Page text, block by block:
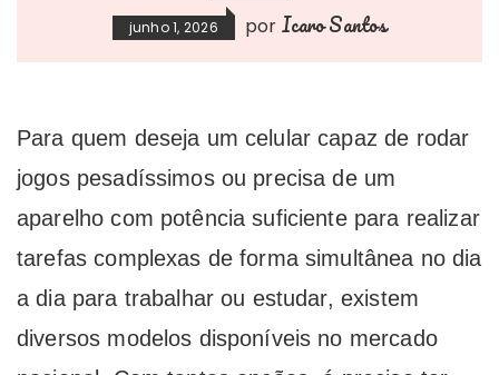
junho 1, 2026 por Icaro Santos
Para quem deseja um celular capaz de rodar
jogos pesadíssimos ou precisa de um
aparelho com potência suficiente para realizar
tarefas complexas de forma simultânea no dia
a dia para trabalhar ou estudar, existem
diversos modelos disponíveis no mercado